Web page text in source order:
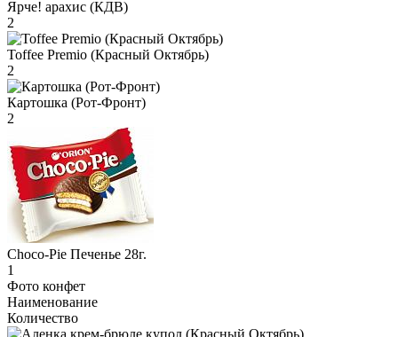
Ярче! арахис (КДВ)
2
Toffee Premio (Красный Октябрь)
2
Картошка (Рот-Фронт)
2
Choco-Pie Печенье 28г.
1
Фото конфет
Наименование
Количество